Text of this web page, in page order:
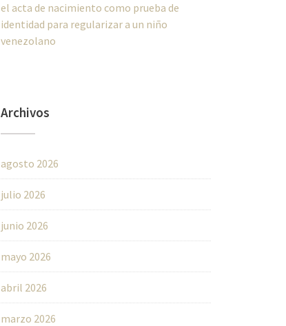
el acta de nacimiento como prueba de
identidad para regularizar a un niño
venezolano
Archivos
agosto 2026
julio 2026
junio 2026
mayo 2026
abril 2026
marzo 2026